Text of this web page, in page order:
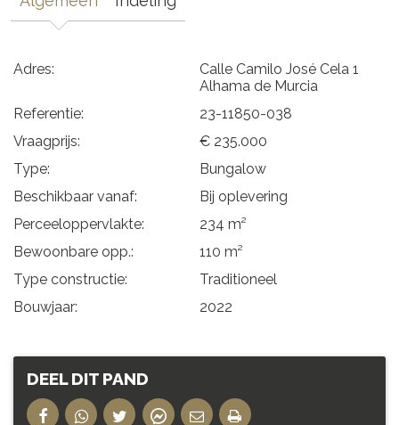
Adres:
Calle Camilo José Cela 1
Alhama de Murcia
Referentie:
23-11850-038
Vraagprijs:
€ 235.000
Type:
Bungalow
Beschikbaar vanaf:
Bij oplevering
Perceeloppervlakte:
234 m²
Bewoonbare opp.:
110 m²
Type constructie:
Traditioneel
Bouwjaar:
2022
DEEL DIT PAND